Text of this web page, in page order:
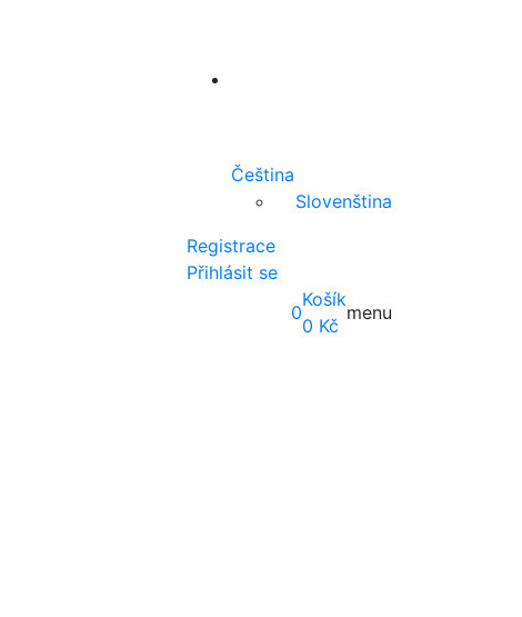
Čeština
Slovenština
Registrace
Přihlásit se
0
Košík
0 Kč
menu